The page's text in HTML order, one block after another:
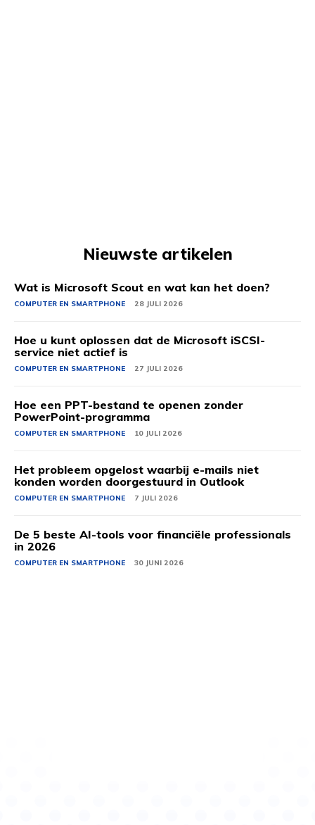
Nieuwste artikelen
Wat is Microsoft Scout en wat kan het doen?
COMPUTER EN SMARTPHONE 28 JULI 2026
Hoe u kunt oplossen dat de Microsoft iSCSI-
service niet actief is
COMPUTER EN SMARTPHONE 27 JULI 2026
Hoe een PPT-bestand te openen zonder
PowerPoint-programma
COMPUTER EN SMARTPHONE 10 JULI 2026
Het probleem opgelost waarbij e-mails niet
konden worden doorgestuurd in Outlook
COMPUTER EN SMARTPHONE 7 JULI 2026
De 5 beste AI-tools voor financiële professionals
in 2026
COMPUTER EN SMARTPHONE 30 JUNI 2026